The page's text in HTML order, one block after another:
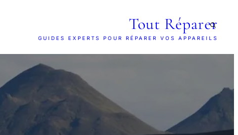
Tout Réparer
GUIDES EXPERTS POUR RÉPARER VOS APPAREILS